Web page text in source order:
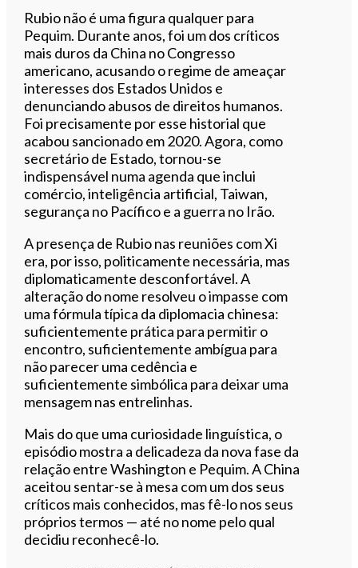
Rubio não é uma figura qualquer para
Pequim. Durante anos, foi um dos críticos
mais duros da China no Congresso
americano, acusando o regime de ameaçar
interesses dos Estados Unidos e
denunciando abusos de direitos humanos.
Foi precisamente por esse historial que
acabou sancionado em 2020. Agora, como
secretário de Estado, tornou-se
indispensável numa agenda que inclui
comércio, inteligência artificial, Taiwan,
segurança no Pacífico e a guerra no Irão.
A presença de Rubio nas reuniões com Xi
era, por isso, politicamente necessária, mas
diplomaticamente desconfortável. A
alteração do nome resolveu o impasse com
uma fórmula típica da diplomacia chinesa:
suficientemente prática para permitir o
encontro, suficientemente ambígua para
não parecer uma cedência e
suficientemente simbólica para deixar uma
mensagem nas entrelinhas.
Mais do que uma curiosidade linguística, o
episódio mostra a delicadeza da nova fase da
relação entre Washington e Pequim. A China
aceitou sentar-se à mesa com um dos seus
críticos mais conhecidos, mas fê-lo nos seus
próprios termos — até no nome pelo qual
decidiu reconhecê-lo.